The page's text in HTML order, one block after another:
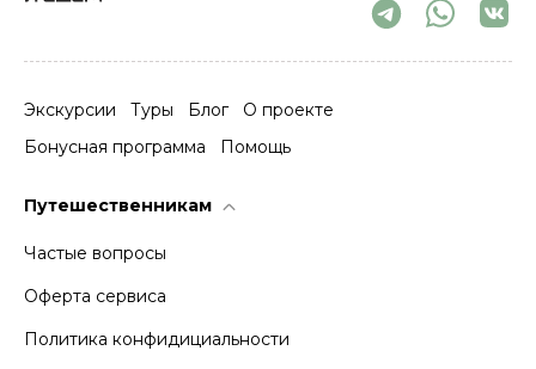
Экскурсии Туры Блог
О проекте
Бонусная программа
Помощь
Путешественникам
Частые вопросы
Оферта сервиса
Политика конфидициальности